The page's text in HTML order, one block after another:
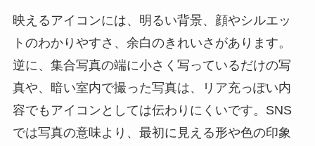
映えるアイコンには、明るい背景、顔やシルエッ
トのわかりやすさ、余白のきれいさがあります。
逆に、集合写真の端に小さく写っているだけの写
真や、暗い室内で撮った写真は、リア充っぽい内
容でもアイコンとしては伝わりにくいです。SNS
では写真の意味より、最初に見える形や色の印象